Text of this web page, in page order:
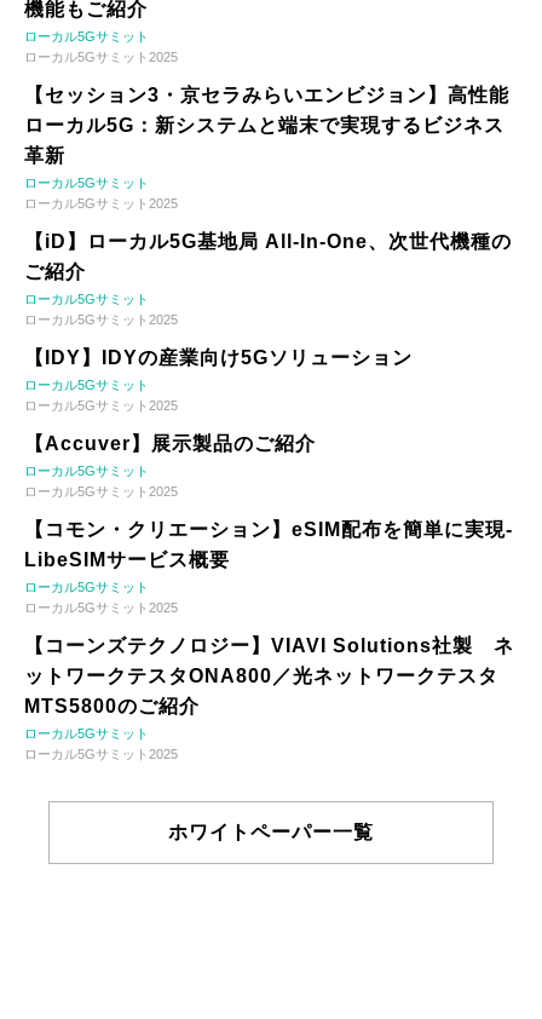
機能もご紹介
ローカル5Gサミット
ローカル5Gサミット2025
【セッション3・京セラみらいエンビジョン】高性能
ローカル5G：新システムと端末で実現するビジネス
革新
ローカル5Gサミット
ローカル5Gサミット2025
【iD】ローカル5G基地局 All-In-One、次世代機種の
ご紹介
ローカル5Gサミット
ローカル5Gサミット2025
【IDY】IDYの産業向け5Gソリューション
ローカル5Gサミット
ローカル5Gサミット2025
【Accuver】展示製品のご紹介
ローカル5Gサミット
ローカル5Gサミット2025
【コモン・クリエーション】eSIM配布を簡単に実現-
LibeSIMサービス概要
ローカル5Gサミット
ローカル5Gサミット2025
【コーンズテクノロジー】VIAVI Solutions社製 ネ
ットワークテスタONA800／光ネットワークテスタ
MTS5800のご紹介
ローカル5Gサミット
ローカル5Gサミット2025
ホワイトペーパー一覧